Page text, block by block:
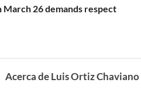
26 demands respect
Acerca de Luis Ortiz Chaviano